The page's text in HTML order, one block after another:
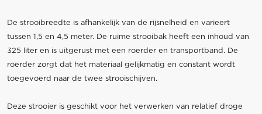
De strooibreedte is afhankelijk van de rijsnelheid en varieert
tussen 1,5 en 4,5 meter. De ruime strooibak heeft een inhoud van
325 liter en is uitgerust met een roerder en transportband. De
roerder zorgt dat het materiaal gelijkmatig en constant wordt
toegevoerd naar de twee strooischijven.
Deze strooier is geschikt voor het verwerken van relatief droge